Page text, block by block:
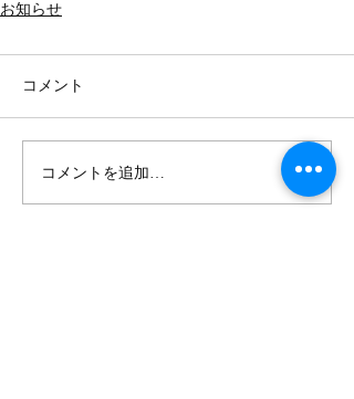
お知らせ
コメント
コメントを追加…